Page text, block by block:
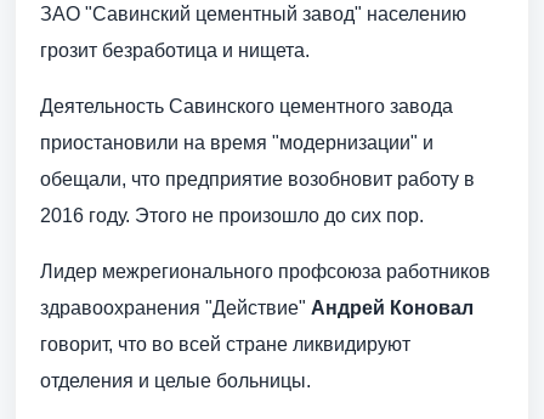
ЗАО "Савинский цементный завод" населению
грозит безработица и нищета.
Деятельность Савинского цементного завода
приостановили на время "модернизации" и
обещали, что предприятие возобновит работу в
2016 году. Этого не произошло до сих пор.
Лидер межрегионального профсоюза работников
здравоохранения "Действие" Андрей Коновал
говорит, что во всей стране ликвидируют
отделения и целые больницы.